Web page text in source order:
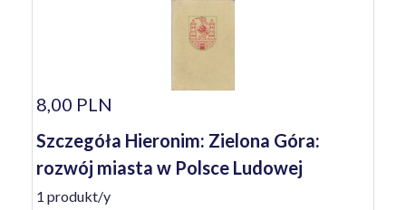
8,00 PLN
Szczegóła Hieronim: Zielona Góra:
rozwój miasta w Polsce Ludowej
1 produkt/y